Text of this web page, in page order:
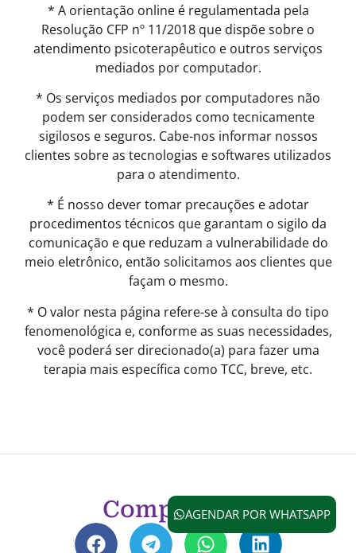
* A orientação online é regulamentada pela
Resolução CFP nº 11/2018 que dispõe sobre o
atendimento psicoterapêutico e outros serviços
mediados por computador.
* Os serviços mediados por computadores não
podem ser considerados como tecnicamente
sigilosos e seguros. Cabe-nos informar nossos
clientes sobre as tecnologias e softwares utilizados
para o atendimento.
* É nosso dever tomar precauções e adotar
procedimentos técnicos que garantam o sigilo da
comunicação e que reduzam a vulnerabilidade do
meio eletrônico, então solicitamos aos clientes que
façam o mesmo.
* O valor nesta página refere-se à consulta do tipo
fenomenológica e, conforme as suas necessidades,
você poderá ser direcionado(a) para fazer uma
terapia mais específica como TCC, breve, etc.
CompartilheAGENDAR POR WHATSAPP